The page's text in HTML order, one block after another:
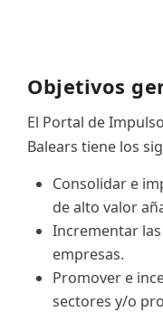
Objetivos
El Portal de
Balears tiene los
Consolidar e
de alto valor
Incrementar
empresas.
Promover e
sectores y/o